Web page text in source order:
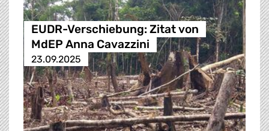
EUDR-Verschiebung: Zitat von
MdEP Anna Cavazzini
23.09.2025